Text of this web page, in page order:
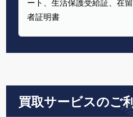
者証明書
買取サービスのご